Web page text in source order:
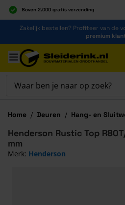
Boven 2.000 gratis verzending
Al 40 jaar dé specialist
Alles onder één dak
Ga naar de inhoud
Zakelijk bestellen? Profiteer van de
premium
Ga naar hoofdinhoud
Home / Deuren / Hang- en
Henderson Rustic Top
mm
Merk: Henderson